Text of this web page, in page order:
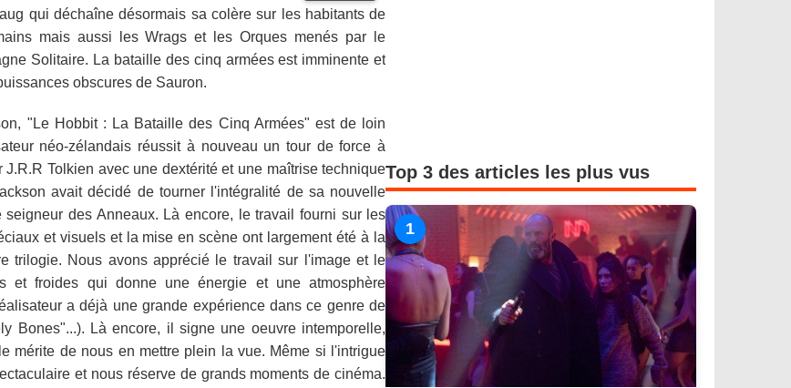
qui déchaîne désormais sa colère sur les habitants de
mais aussi les Wrags et les Orques menés par le
Solitaire. La bataille des cinq armées est imminente et
obscures de Sauron.
"Le Hobbit : La Bataille des Cinq Armées" est de loin
néo-zélandais réussit à nouveau un tour de force à
Tolkien avec une dextérité et une maîtrise technique
avait décidé de tourner l'intégralité de sa nouvelle
des Anneaux. Là encore, le travail fourni sur les
et visuels et la mise en scène ont largement été à la
trilogie. Nous avons apprécié le travail sur l'image et le
et froides qui donne une énergie et une atmosphère
a déjà une grande expérience dans ce genre de
Bones"...). Là encore, il signe une oeuvre intemporelle,
mérite de nous en mettre plein la vue. Même si l'intrigue
et nous réserve de grands moments de cinéma.
Top 3 des articles les plus vus
1